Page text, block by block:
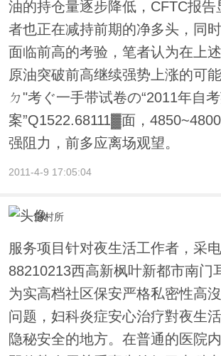
油的持仓量逐步降低，CFTC报告
者也正在减持前期的净多头，同
面临前高的考验，笔者认为在上
原油突破前高继续强势上涨的可
ㄉ"考ぐ一手带试卷の“2011年自
案”Q1522.68111▓面，
强阻力，前多应离场观望。
2011-4-9 17:05:04
彭村所
服务项目针对夜生活工作者，采
88210213西高新枫叶新都市南门
为实高档社区保安严格私密性高
问题，妇科炎症安心治疗對夜生
隐秘安全的地方。在普通的医院